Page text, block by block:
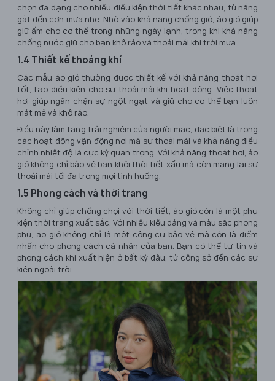
chọn đa dạng cho nhiều điều kiện thời tiết khác nhau, từ nắng
gắt đến cơn mưa nhẹ. Nhờ vào khả năng chống gió, áo gió giúp
giữ ấm cho cơ thể trong những ngày lạnh, trong khi khả năng
chống nước giữ cho bạn khô ráo và thoải mái khi trời mưa.
1.4 Thiết kế thoáng khí
Các mẫu áo gió thường được thiết kế với khả năng thoát hơi
tốt, tạo điều kiện cho sự thoải mái khi hoạt động. Việc thoát
hơi giúp ngăn chặn sự ngột ngạt và giữ cho cơ thể bạn luôn
mát mẻ và khô ráo.
Điều này làm tăng trải nghiệm của người mặc, đặc biệt là trong
các hoạt động vận động nơi mà sự thoải mái và khả năng điều
chỉnh nhiệt độ là cực kỳ quan trọng. Với khả năng thoát hơi, áo
gió không chỉ bảo vệ bạn khỏi thời tiết xấu mà còn mang lại sự
thoải mái tối đa trong mọi tình huống.
1.5 Phong cách và thời trang
Không chỉ giúp chống chọi với thời tiết, áo gió còn là một phụ
kiện thời trang xuất sắc. Với nhiều kiểu dáng và màu sắc phong
phú, áo gió không chỉ là một công cụ bảo vệ mà còn là điểm
nhấn cho phong cách cá nhân của bạn. Bạn có thể tự tin và
phong cách khi xuất hiện ở bất kỳ đâu, từ công sở đến các sự
kiện ngoài trời.